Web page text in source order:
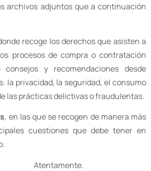
archivos adjuntos que a continuación
recoge los derechos que asisten a
procesos de compra o contratación
y recomendaciones desde
la privacidad, la seguridad, el consumo
las prácticas delictivas o fraudulentas.
, en las que se recogen de manera más
cuestiones que debe tener en
Atentamente.